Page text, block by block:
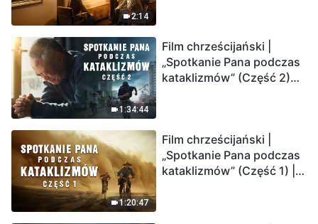
2:14
1:34:44
Film chrześcijański |
„Spotkanie Pana podczas
kataklizmów” (Część 2)
Ludzkość weszła w
odliczanie. Czy znalazłeś
już drogę ocalenia?
1:20:47
Film chrześcijański |
„Spotkanie Pana podczas
kataklizmów” (Część 1) |